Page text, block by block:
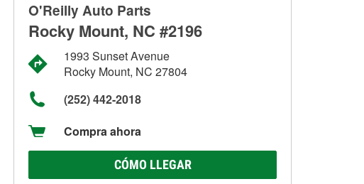
O'Reilly Auto Parts
Rocky Mount, NC #2196
1993 Sunset Avenue
Rocky Mount, NC 27804
(252) 442-2018
Compra ahora
CÓMO LLEGAR